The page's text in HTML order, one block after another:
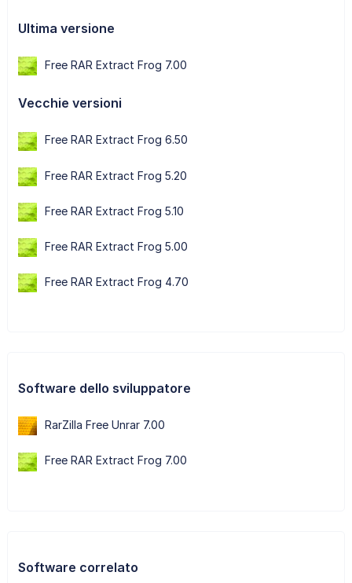
Ultima versione
Free RAR Extract Frog 7.00
Vecchie versioni
Free RAR Extract Frog 6.50
Free RAR Extract Frog 5.20
Free RAR Extract Frog 5.10
Free RAR Extract Frog 5.00
Free RAR Extract Frog 4.70
Software dello sviluppatore
RarZilla Free Unrar 7.00
Free RAR Extract Frog 7.00
Software correlato